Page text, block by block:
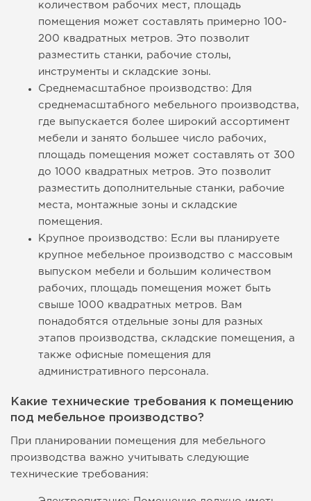
количеством рабочих мест, площадь
помещения может составлять примерно 100-
200 квадратных метров. Это позволит
разместить станки, рабочие столы,
инструменты и складские зоны.
Среднемасштабное производство: Для
среднемасштабного мебельного производства,
где выпускается более широкий ассортимент
мебели и занято большее число рабочих,
площадь помещения может составлять от 300
до 1000 квадратных метров. Это позволит
разместить дополнительные станки, рабочие
места, монтажные зоны и складские
помещения.
Крупное производство: Если вы планируете
крупное мебельное производство с массовым
выпуском мебели и большим количеством
рабочих, площадь помещения может быть
свыше 1000 квадратных метров. Вам
понадобятся отдельные зоны для разных
этапов производства, складские помещения, а
также офисные помещения для
административного персонала.
Какие технические требования к помещению
под мебельное производство?
При планировании помещения для мебельного
производства важно учитывать следующие
технические требования: